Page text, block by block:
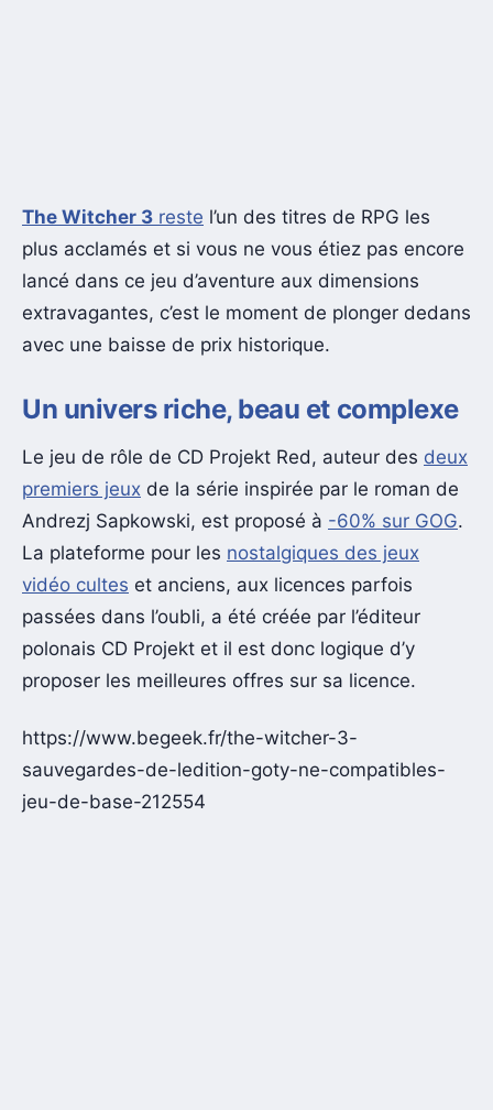
The Witcher 3 reste l’un des titres de RPG les
plus acclamés et si vous ne vous étiez pas encore
lancé dans ce jeu d’aventure aux dimensions
extravagantes, c’est le moment de plonger dedans
avec une baisse de prix historique.
Un univers riche, beau et complexe
Le jeu de rôle de CD Projekt Red, auteur des deux
premiers jeux de la série inspirée par le roman de
Andrezj Sapkowski, est proposé à -60% sur GOG.
La plateforme pour les nostalgiques des jeux
vidéo cultes et anciens, aux licences parfois
passées dans l’oubli, a été créée par l’éditeur
polonais CD Projekt et il est donc logique d’y
proposer les meilleures offres sur sa licence.
https://www.begeek.fr/the-witcher-3-
sauvegardes-de-ledition-goty-ne-compatibles-
jeu-de-base-212554